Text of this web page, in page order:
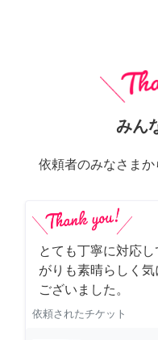
みん
依頼者のみなさま
とても丁寧に対応
がりも素晴らしく
ございました。
依頼されたチケット